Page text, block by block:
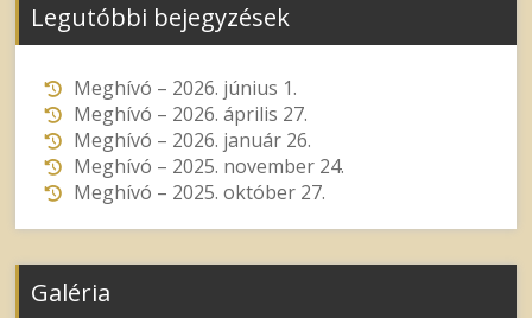
Legutóbbi bejegyzések
Meghívó – 2026. június 1.
Meghívó – 2026. április 27.
Meghívó – 2026. január 26.
Meghívó – 2025. november 24.
Meghívó – 2025. október 27.
Galéria